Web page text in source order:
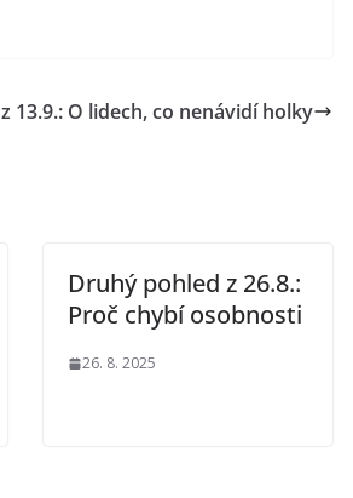
13.9.: O lidech, co nenávidí holky
Druhý pohled z 26.8.:
Proč chybí osobnosti
26. 8. 2025